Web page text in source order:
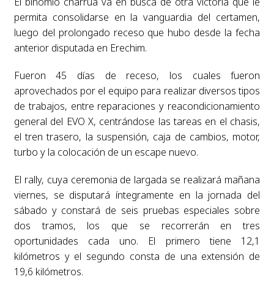
permita consolidarse en la vanguardia del certamen,
luego del prolongado receso que hubo desde la fecha
anterior disputada en Erechim.
Fueron 45 días de receso, los cuales fueron
aprovechados por el equipo para realizar diversos tipos
de trabajos, entre reparaciones y reacondicionamiento
general del EVO X, centrándose las tareas en el chasis,
el tren trasero, la suspensión, caja de cambios, motor,
turbo y la colocación de un escape nuevo.
El rally, cuya ceremonia de largada se realizará mañana
viernes, se disputará íntegramente en la jornada del
sábado y constará de seis pruebas especiales sobre
dos tramos, los que se recorrerán en tres
oportunidades cada uno. El primero tiene 12,1
kilómetros y el segundo consta de una extensión de
19,6 kilómetros.